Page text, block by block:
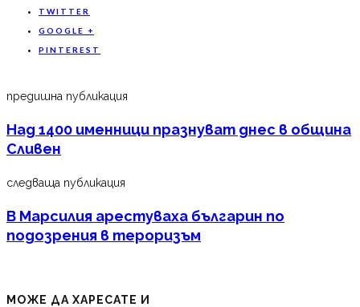
TWITTER
GOOGLE +
PINTEREST
предишна публикация
Над 1400 именници празнуват днес в община
Сливен
следваща публикация
В Марсилия арестуваха българин по
подозрения в тероризъм
МОЖЕ ДА ХАРЕСАТЕ И